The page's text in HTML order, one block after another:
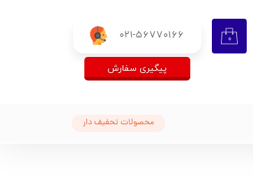
021-56770166 ۰
محصولات تحفیف دار
پیگیری سفارش